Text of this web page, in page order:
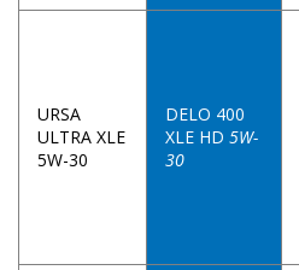
URSA
ULTRA XLE
5W-30
DELO 400
XLE HD 5W-
30